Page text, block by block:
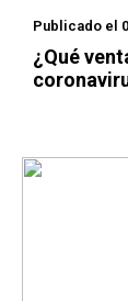
Publicado el
¿Qué